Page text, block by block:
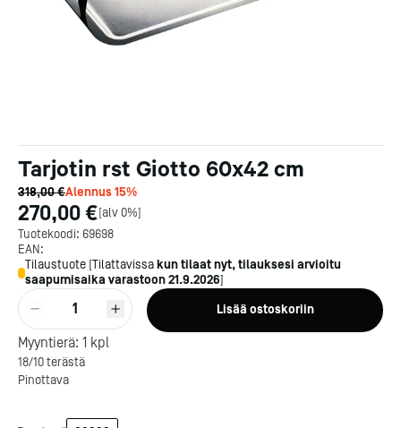
Tarjotin rst Giotto 60x42 cm
318,00 €Alennus15%
270,00 €[alv 0%]
Tuotekoodi: 69698
EAN:
Tilaustuote [Tilattavissa kun tilaat nyt, tilauksesi arvioitu
saapumisaika varastoon21.9.2026]
1 Lisää ostoskoriin
Myyntierä: 1 kpl
18/10 terästä
Pinottava
Kotipizza on vuonna 1987
perustettu yritys, jolla on yli
300 ravintolaa eri puolella
Suomea. Dieta on tehnyt
yhteistyötä, ja olemme